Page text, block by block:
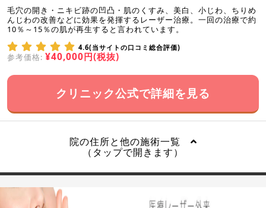
毛穴の開き・ニキビ跡の凹凸・肌のくすみ、美白、小じわ、ちりめ
んじわの改善などに効果を発揮するレーザー治療。一回の治療で約
10％～15％の肌が再生すると言われています。
4.6(当サイトの口コミ総合評価)
参考価格: ¥40,000円(税抜)
クリニック公式で詳細を見る
院の住所と他の施術一覧
（タップで開きます）